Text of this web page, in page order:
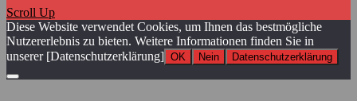
Scroll Up
Diese Website verwendet Cookies, um Ihnen das bestmögliche
Nutzererlebnis zu bieten. Weitere Informationen finden Sie in
unserer [Datenschutzerklärung] OK Nein Datenschutzerklärung